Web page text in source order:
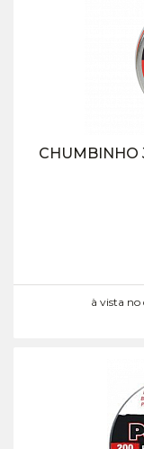
CHUMBINHO
à vista no